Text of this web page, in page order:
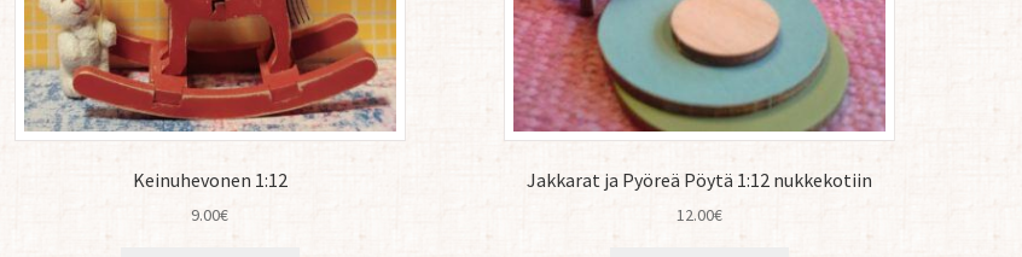
Keinuhevonen 1:12
9.00€
Jakkarat ja Pyöreä Pöytä 1:12 nukkekotiin
12.00€